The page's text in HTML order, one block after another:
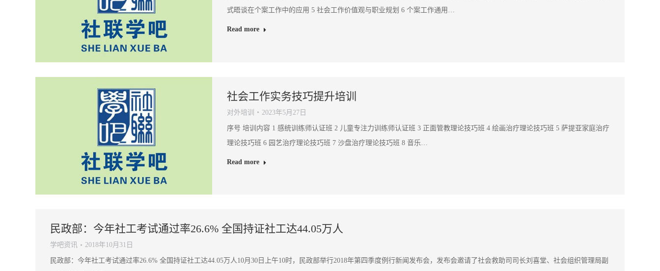
式晤谈在个案工作中的应用 5 社会工作价值观与职业规划 6 个案工作通用…
Read more
社会工作实务技巧提升培训
对外培训 2023年5月27日
序号 培训内容 1 感统训练师认证班 2 儿童专注力训练师认证班 3 正面管教理论技巧班 4 绘画治疗理论技巧班 5 萨提亚家庭治疗
理论技巧班 6 园艺治疗理论技巧班 7 沙盘治疗理论技巧班 8 音乐…
Read more
民政部：今年社工考试通过率26.6% 全国持证社工达44.05万人
学吧资讯 2018年10月31日
民政部：今年社工考试通过率26.6% 全国持证社工达44.05万人10月30日上午10时，民政部举行2018年第四季度例行新闻发布会，发布会邀请了社会救助司司长刘喜堂、社会组织管理局副